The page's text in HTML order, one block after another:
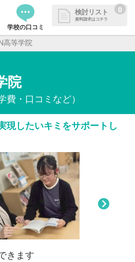
学校の口コミ
検討リスト
資料請求はコチラ
0
請求リストに追加しました
資料請求できます
MENU
て知りたい
学校様へ
高等学院
院
費・口コミなど）
現したいキミをサポートし
きます